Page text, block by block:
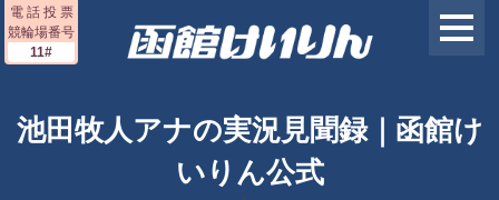
電 話 投 票
競輪場番号
11#
池田牧人アナの実況見聞録｜函館け
いりん公式